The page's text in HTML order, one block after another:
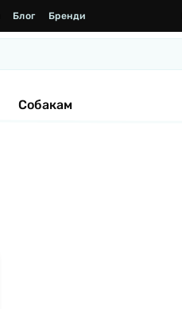
Блог Бренди
Собакам